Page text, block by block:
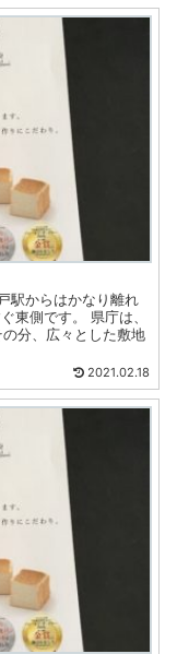
駅からはかなり離れ
東側です。 県庁は、
分、広々とした敷地
2021.02.18